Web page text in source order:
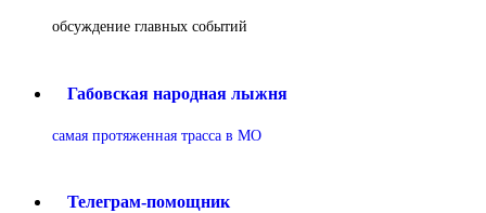
обсуждение главных событий
Габовская народная лыжня
самая протяженная трасса в МО
Телеграм-помощник